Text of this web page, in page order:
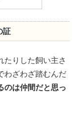
証
たりした飼い主さ
わざわざ踏むんだ
のは仲間だと思っ